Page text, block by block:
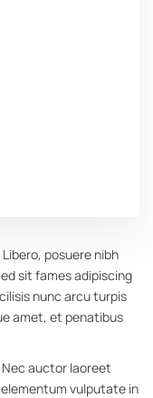
posuere nibh
sit fames adipiscing
nunc arcu turpis
amet, et penatibus
auctor laoreet
vulputate in